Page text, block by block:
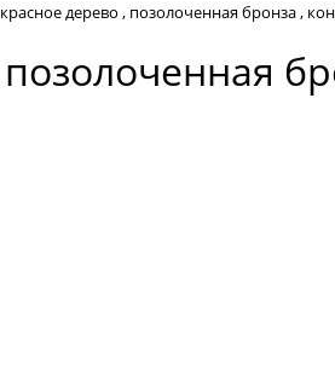
дерево , позолоченная бронза ,